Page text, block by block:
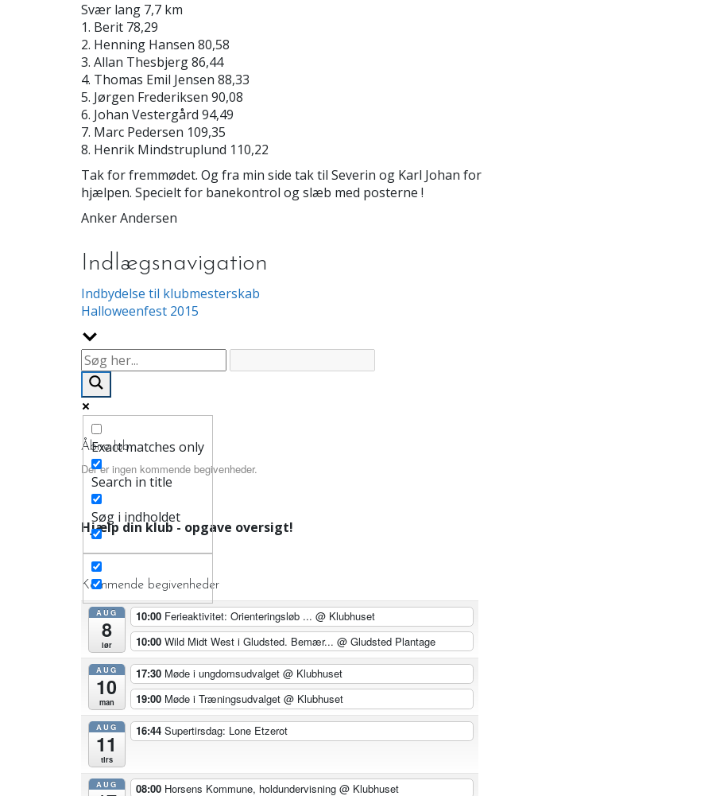
Svær lang 7,7 km
1. Berit 78,29
2. Henning Hansen 80,58
3. Allan Thesbjerg 86,44
4. Thomas Emil Jensen 88,33
5. Jørgen Frederiksen 90,08
6. Johan Vestergård 94,49
7. Marc Pedersen 109,35
8. Henrik Mindstruplund 110,22
Tak for fremmødet. Og fra min side tak til Severin og Karl Johan for
hjælpen. Specielt for banekontrol og slæb med posterne !
Anker Andersen
Indlægsnavigation
Indbydelse til klubmesterskab
Halloweenfest 2015
Exact matches only
Search in title
Søg i indholdet
Åbne løb
Der er ingen kommende begivenheder.
Hjælp din klub - opgave oversigt!
Kommende begivenheder
AUG
8
lør
10:00 Ferieaktivitet: Orienteringsløb ... @ Klubhuset
10:00 Wild Midt West i Gludsted. Bemær... @ Gludsted Plantage
AUG
10
man
17:30 Møde i ungdomsudvalget @ Klubhuset
19:00 Møde i Træningsudvalget @ Klubhuset
AUG
11
tirs
16:44 Supertirsdag: Lone Etzerot
AUG 08:00 Horsens Kommune, holdundervisning @ Klubhuset